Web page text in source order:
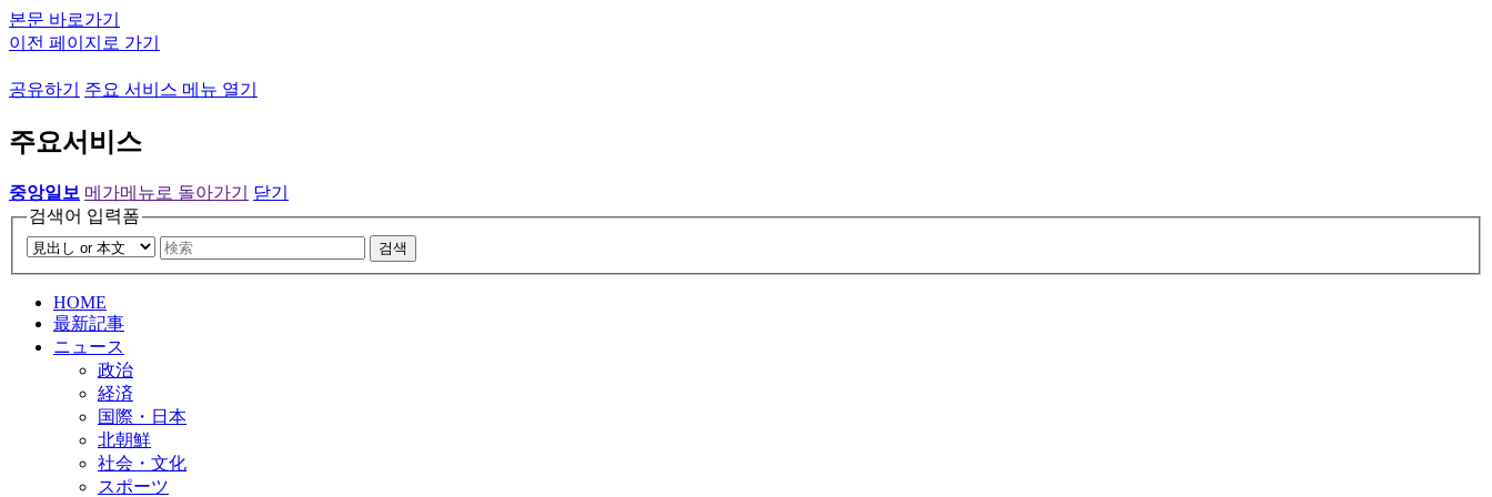
본문 바로가기
이전 페이지로 가기
공유하기 주요 서비스 메뉴 열기
주요서비스
중앙일보 메가메뉴로 돌아가기
닫기
검색어 입력폼
검색
HOME
最新記事
ニュース
政治
経済
国際・日本
北朝鮮
社会・文化
スポーツ